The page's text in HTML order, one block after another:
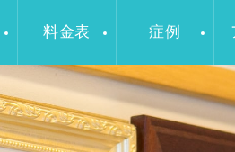
料金表 症例